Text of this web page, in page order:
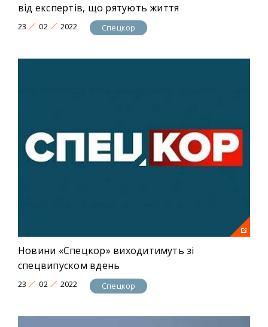
від експертів, що рятують життя
23 02 2022 Спецкор
Новини «Спецкор» виходитимуть зі
спецвипуском вдень
23 02 2022 Спецкор